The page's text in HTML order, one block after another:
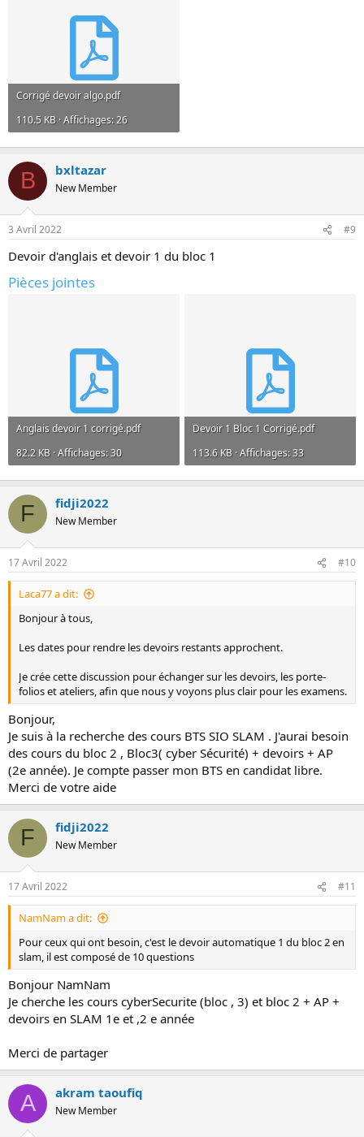
Corrigé devoir algo.pdf
110.5 KB · Affichages: 26
B bxltazar
New Member
3 Avril 2022 #9
Devoir d'anglais et devoir 1 du bloc 1
Pièces jointes
Anglais devoir 1 corrigé.pdf
82.2 KB · Affichages: 30
Devoir 1 Bloc 1 Corrigé.pdf
113.6 KB · Affichages: 33
F fidji2022
New Member
17 Avril 2022 #10
Laca77 a dit:
Bonjour à tous,
Les dates pour rendre les devoirs restants approchent.
Je crée cette discussion pour échanger sur les devoirs, les porte-
folios et ateliers, afin que nous y voyons plus clair pour les examens.
Bonjour,
Je suis à la recherche des cours BTS SIO SLAM . J'aurai besoin
des cours du bloc 2 , Bloc3( cyber Sécurité) + devoirs + AP
(2e année). Je compte passer mon BTS en candidat libre.
Merci de votre aide
F fidji2022
New Member
17 Avril 2022 #11
NamNam a dit:
Pour ceux qui ont besoin, c'est le devoir automatique 1 du bloc 2 en
slam, il est composé de 10 questions
Bonjour NamNam
Je cherche les cours cyberSecurite (bloc , 3) et bloc 2 + AP +
devoirs en SLAM 1e et ,2 e année
Merci de partager
A akram taoufiq
New Member